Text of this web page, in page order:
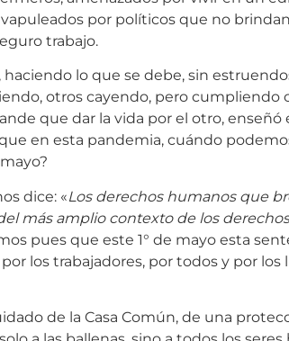
por políticos que no brindan
trabajo.
lo que se debe, sin
otros cayendo, pero cumpliendo
que dar la vida por el otro, enseñó
en esta pandemia, cuándo
dice: «
Los derechos humanos que
más amplio contexto de los derechos
pues que este 1° de mayo esta
los trabajadores, por todos y por los
de la Casa Común, de una
a las ballenas, sino a todos los seres